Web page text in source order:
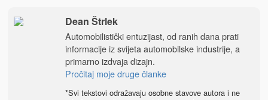
Dean Štrlek
Automobilistički entuzijast, od ranih dana prati
informacije iz svijeta automobilske industrije, a
primarno izdvaja dizajn.
Pročitaj moje druge članke
*Svi tekstovi odražavaju osobne stavove autora i ne